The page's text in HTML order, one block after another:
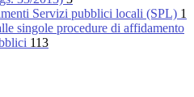
Servizi pubblici locali (SPL) 1
singole procedure di affidamento
113